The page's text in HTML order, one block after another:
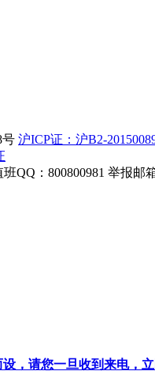
号 沪ICP证：沪B2-
QQ：800800981 举报邮
，请您一旦收到来电，立